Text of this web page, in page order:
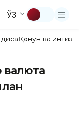
ЎЗ
Қонун ва
валюта